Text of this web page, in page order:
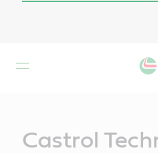
Castrol